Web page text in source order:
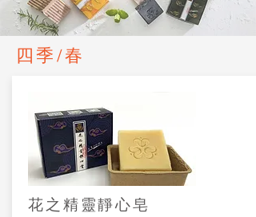
四季/春
花之精靈靜心皂